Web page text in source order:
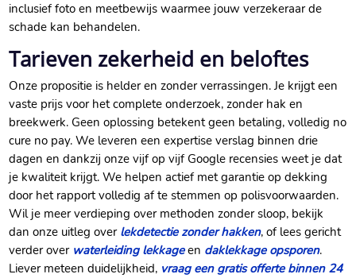
inclusief foto en meetbewijs waarmee jouw verzekeraar de
schade kan behandelen.​
Tarieven zekerheid en beloftes
Onze propositie is helder en zonder verrassingen.​ Je krijgt een
vaste prijs voor het complete onderzoek, zonder hak en
breekwerk.​ Geen oplossing betekent geen betaling, volledig no
cure no pay.​ We leveren een expertise verslag binnen drie
dagen en dankzij onze vijf op vijf Google recensies weet je dat
je kwaliteit krijgt.​ We helpen actief met garantie op dekking
door het rapport volledig af te stemmen op polisvoorwaarden.​
Wil je meer verdieping over methoden zonder sloop, bekijk
dan onze uitleg over lekdetectie zonder hakken, of lees gericht
verder over waterleiding lekkageen daklekkage opsporen.​
Liever meteen duidelijkheid, vraag een gratis offerte binnen 24